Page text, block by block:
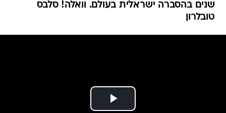
שנים בהסברה ישראלית בעולם. וואלה! סלבס
טובלרון